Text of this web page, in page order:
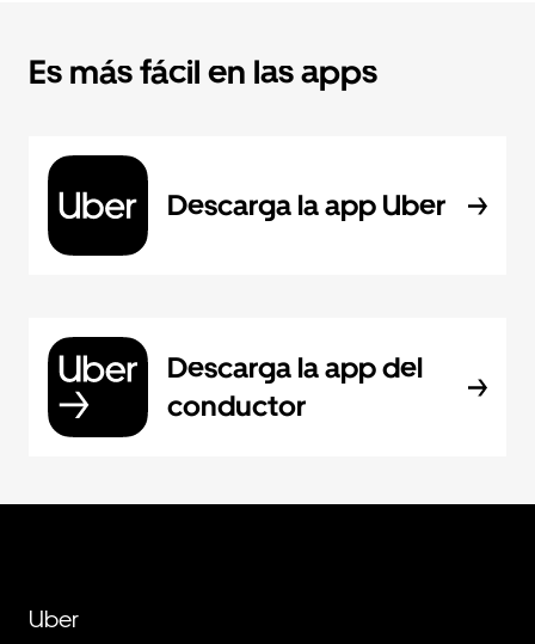
Es más fácil en las apps
Descarga la app Uber
Descarga la app del
conductor
Uber